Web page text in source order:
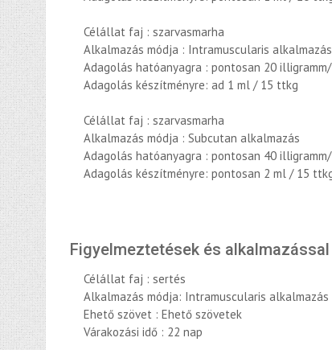
Célállat faj : szarvasmarha
Alkalmazás módja : Intramuscularis alkalmazás
Adagolás hatóanyagra : pontosan 20
Adagolás készítményre: ad 1 ml / 15 ttkg
Célállat faj : szarvasmarha
Alkalmazás módja : Subcutan alkalmazás
Adagolás hatóanyagra : pontosan 40
Adagolás készítményre: pontosan 2 ml / 15
Figyelmeztetések és
Célállat faj : sertés
Alkalmazás módja: Intramuscularis alkalmazás
Ehető szövet : Ehető szövetek
Várakozási idő : 22 nap